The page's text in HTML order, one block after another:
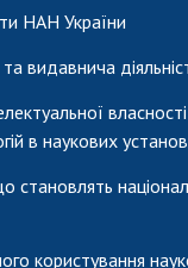
НАН України
та видавнича
в наукових
становлять
користування